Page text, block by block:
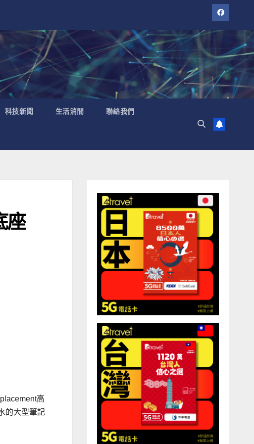
科技新聞 生活消閒 聯絡我們
座
高
的大型筆記